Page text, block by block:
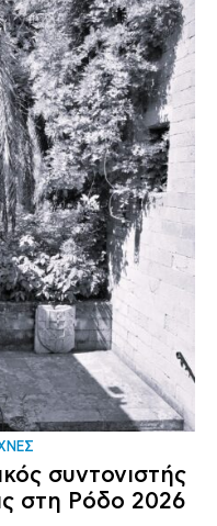
συντονιστής
στη Ρόδο 2026